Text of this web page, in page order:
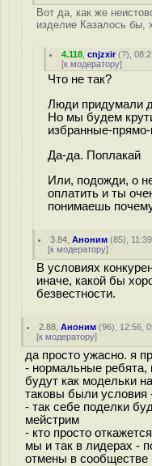
Вот да, как же
изделие Казалось бы,
4.118 ,cnjzxir(?),
[к модератору]
Что не так?
Люди придумали
Но мы будем
избранные-
Да-да. Поплакай
Или, подожди, о
оплатить и ты
понимаешь
3.84 ,Аноним (85),
[к модератору]
В условиях
иначе, какой бы
безвестности.
2.88 ,Аноним (96), 12:56,
[к модератору]
да просто ужасно. я
- нормальные ребята,
будут как модельки
таковы были условия
- так себе поделки
мейстрим
- кто просто
мы и так в лидерах -
отмены в сообществе